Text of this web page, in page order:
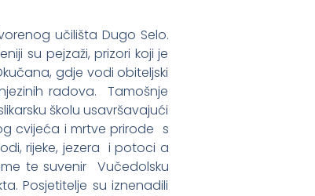
učilišta Dugo Selo.
su pejzaži, prizori koji je
gdje vodi obiteljski
radova. Tamošnje
školu usavršavajući
cvijeća i mrtve prirode s
rijeke, jezera i potoci a
te suvenir Vučedolsku
Posjetitelje su iznenadili